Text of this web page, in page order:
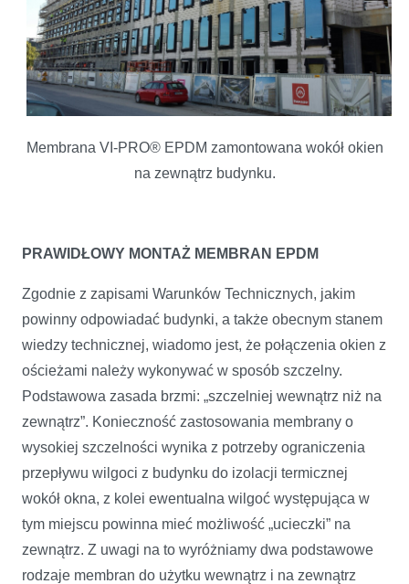
Membrana VI-PRO® EPDM zamontowana wokół okien
na zewnątrz budynku.
PRAWIDŁOWY MONTAŻ MEMBRAN EPDM
Zgodnie z zapisami Warunków Technicznych, jakim
powinny odpowiadać budynki, a także obecnym stanem
wiedzy technicznej, wiadomo jest, że połączenia okien z
ościeżami należy wykonywać w sposób szczelny.
Podstawowa zasada brzmi: „szczelniej wewnątrz niż na
zewnątrz”. Konieczność zastosowania membrany o
wysokiej szczelności wynika z potrzeby ograniczenia
przepływu wilgoci z budynku do izolacji termicznej
wokół okna, z kolei ewentualna wilgoć występująca w
tym miejscu powinna mieć możliwość „ucieczki” na
zewnątrz. Z uwagi na to wyróżniamy dwa podstawowe
rodzaje membran do użytku wewnątrz i na zewnątrz